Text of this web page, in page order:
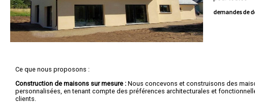
demandes de
Ce que nous proposons :
Construction de maisons sur mesure : Nous concevons et construisons des
personnalisées, en tenant compte des préférences architecturales et
clients.